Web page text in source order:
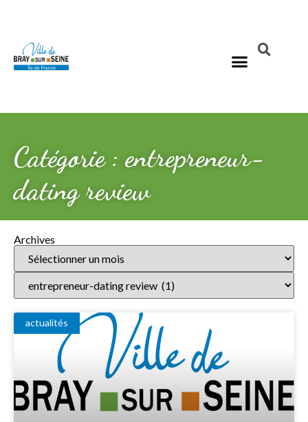
Catégorie : entrepreneur-
dating review
Archives
actualités